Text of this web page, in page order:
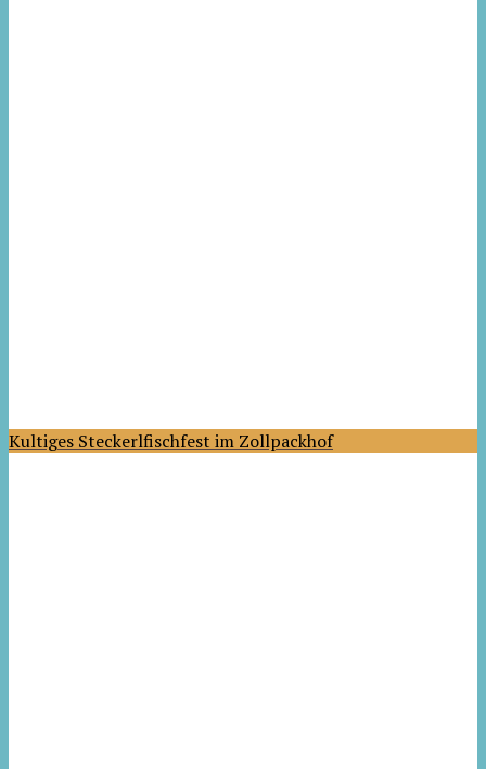
Kultiges Steckerlfischfest im Zollpackhof